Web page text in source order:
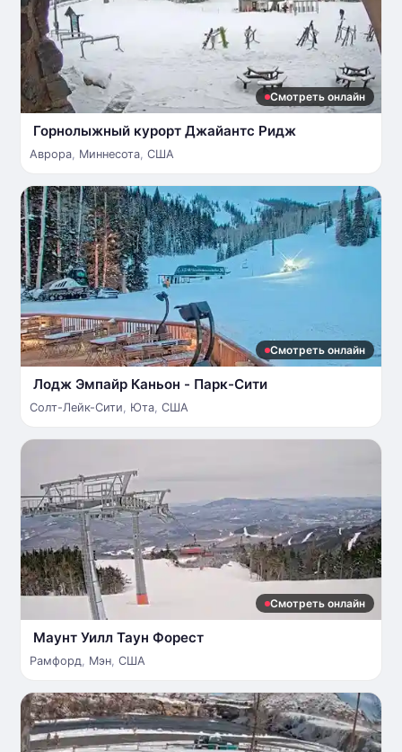
Смотреть онлайн
Горнолыжный курорт Джайантс Ридж
Аврора, Миннесота, США
Смотреть онлайн
Лодж Эмпайр Каньон - Парк-Сити
Солт-Лейк-Сити, Юта, США
Смотреть онлайн
Маунт Уилл Таун Форест
Рамфорд, Мэн, США